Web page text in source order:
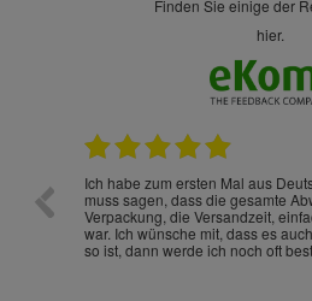
finden Sie einige der Rezensionen
hier.
Ich habe zum ersten Mal aus
muss sagen, dass die gesamte
Verpackung, die Versandzeit,
war. Ich wünsche mit, dass es
so ist, dann werde ich noch oft